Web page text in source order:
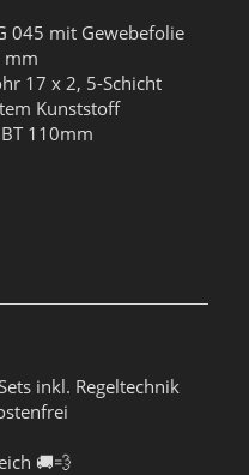
045 mit Gewebefolie
mm
17 x 2, 5-Schicht
Kunststoff
110mm
inkl. Regeltechnik
🚚💨